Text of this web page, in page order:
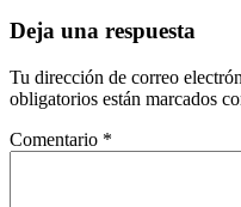
Deja una respuesta
Tu dirección de correo
obligatorios están marcados
Comentario *